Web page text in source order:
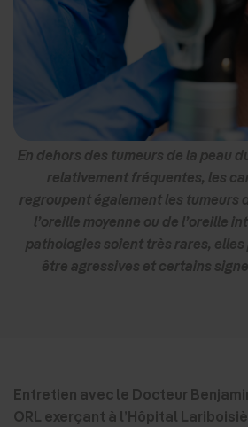
En dehors des tumeurs de la peau
relativement fréquentes, les
regroupent également les tumeurs
l’oreille moyenne ou de l’oreille
pathologies soient très rares,
être agressives et certains
Entretien avec le Docteur
ORL exerçant à l’Hôpital